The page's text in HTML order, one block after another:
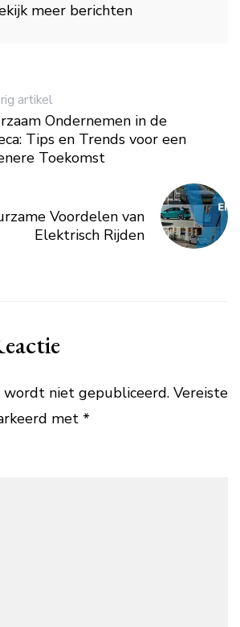
meer berichten
artikel
Ondernemen in de
Tips en Trends voor een
Toekomst
Voordelen van
Elektrisch Rijden
wordt niet gepubliceerd. Vereiste
met *